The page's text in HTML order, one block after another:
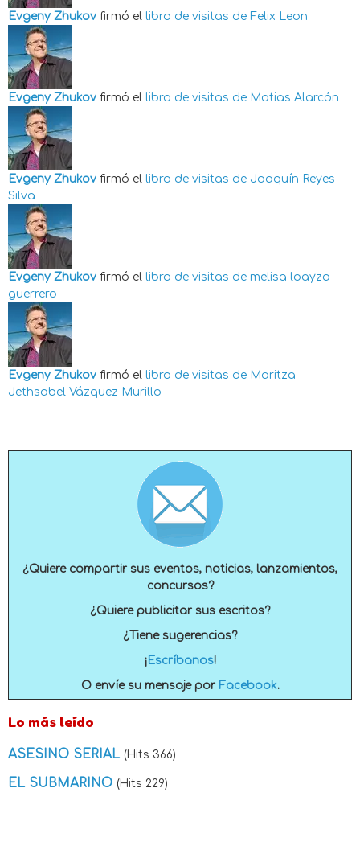
Evgeny Zhukov firmó el libro de visitas de Felix Leon
Evgeny Zhukov firmó el libro de visitas de Matias Alarcón
Evgeny Zhukov firmó el libro de visitas de Joaquín Reyes
Silva
Evgeny Zhukov firmó el libro de visitas de melisa loayza
guerrero
Evgeny Zhukov firmó el libro de visitas de Maritza
Jethsabel Vázquez Murillo
¿Quiere compartir sus eventos, noticias, lanzamientos,
concursos?
¿Quiere publicitar sus escritos?
¿Tiene sugerencias?
¡ Escríbanos!
O envíe su mensaje por Facebook.
Lo más leído
ASESINO SERIAL (Hits 366)
EL SUBMARINO (Hits 229)